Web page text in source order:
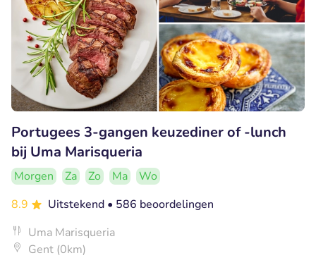
Portugees 3-gangen keuzediner of -lunch
bij Uma Marisqueria
Morgen Za Zo Ma
Wo
8.9
Uitstekend • 586 beoordelingen
Uma Marisqueria
Gent (0km)